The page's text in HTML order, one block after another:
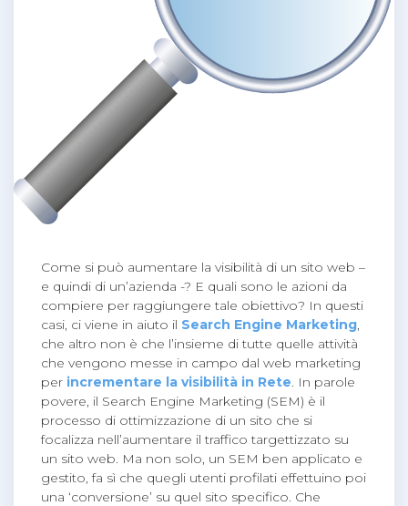
Come si può aumentare la visibilità di un sito web –
e quindi di un’azienda -? E quali sono le azioni da
compiere per raggiungere tale obiettivo? In questi
casi, ci viene in aiuto il Search Engine Marketing,
che altro non è che l’insieme di tutte quelle attività
che vengono messe in campo dal web marketing
per incrementare la visibilità in Rete. In parole
povere, il Search Engine Marketing (SEM) è il
processo di ottimizzazione di un sito che si
focalizza nell’aumentare il traffico targettizzato su
un sito web. Ma non solo, un SEM ben applicato e
gestito, fa sì che quegli utenti profilati effettuino poi
una ‘conversione’ su quel sito specifico. Che